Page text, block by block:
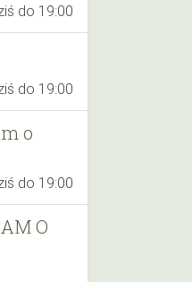
do 19:00
do 19:00
o
do 19:00
O